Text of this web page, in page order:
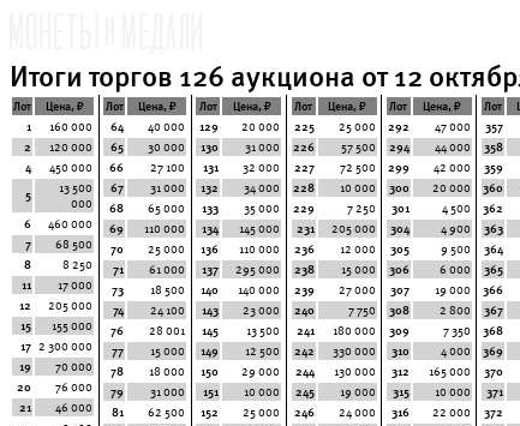
Итоги торгов 126 аукциона от 12
Лот
Цена, ₽
1
160 000
2
120 000
4
450 000
5
13 500
000
6
460 000
7
68 500
8
8 250
11
17 000
12
205 000
15
155 000
17 2 300 000
19
70 000
20
76 000
21
46 000
Лот
Цена, ₽
64
40 000
65
30 000
66
27 100
67
31 000
68
65 000
69
110 000
70
25 000
71
61 000
73
18 500
74
24 100
76
28 001
77
15 000
78
18 000
79
31 000
81
62 500
Лот
Цена, ₽
129
20 000
130
31 000
131
32 000
132
34 000
133
35 000
134
145 000
136
110 000
137
295 000
140
140 000
143
23 000
145
13 500
149
12 500
150
29 000
151
10 000
152
25 000
Лот
Цена, ₽
225
25 000
226
57 500
227
72 500
228
10 000
229
7 250
231
205 000
236
12 000
238
15 000
239
27 000
240
7 750
241
180 000
242
330 000
244
130 000
245
19 000
246
24 000
Лот
Цена, ₽
292
47 000
294
44 000
299
42 000
300
20 000
301
4 500
304
4 900
305
9 500
306
6 000
307
19 000
308
2 800
309
7 350
310
4 000
312
165 000
315
10 000
316
22 000
Лот
357
358
359
360
362
363
364
365
366
367
368
369
370
371
372